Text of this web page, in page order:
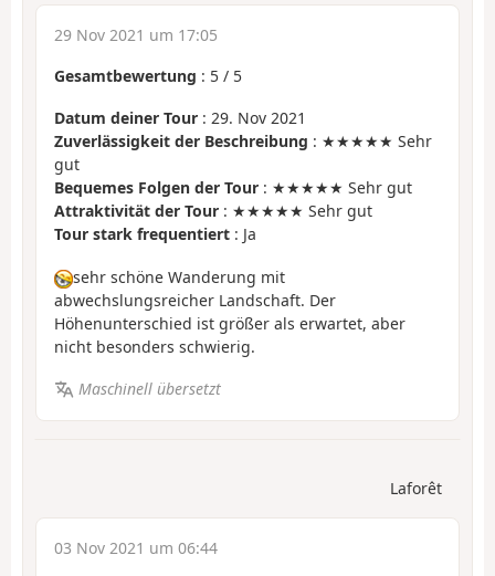
29 Nov 2021 um 17:05
Gesamtbewertung : 5 / 5
Datum deiner Tour : 29. Nov 2021
Zuverlässigkeit der Beschreibung : ★★★★★ Sehr
gut
Bequemes Folgen der Tour : ★★★★★ Sehr gut
Attraktivität der Tour : ★★★★★ Sehr gut
Tour stark frequentiert : Ja
sehr schöne Wanderung mit
abwechslungsreicher Landschaft. Der
Höhenunterschied ist größer als erwartet, aber
nicht besonders schwierig.
Maschinell übersetzt
Laforêt
03 Nov 2021 um 06:44